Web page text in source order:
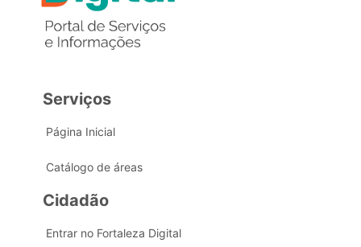
Serviços
Página Inicial
Catálogo de áreas
Cidadão
Entrar no Fortaleza Digital